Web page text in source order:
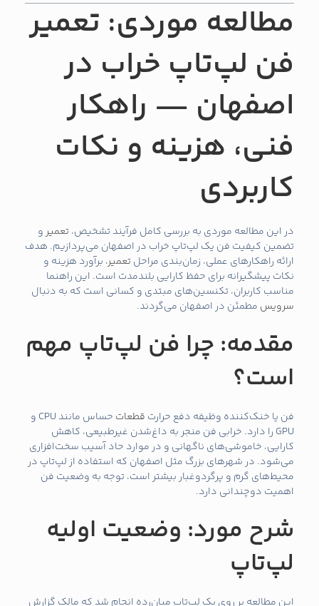
مطالعه موردی: تعمیر
فن لپ‌تاپ خراب در
اصفهان — راهکار
فنی، هزینه و نکات
کاربردی
در این مطالعه موردی به بررسی کامل فرآیند تشخیص، تعمیر و
تضمین کیفیت فن یک لپ‌تاپ خراب در اصفهان می‌پردازیم. هدف
ارائه راهکارهای عملی، زمان‌بندی مراحل تعمیر، برآورد هزینه و
نکات پیشگیرانه برای حفظ کارایی بلندمدت است. این راهنما
مناسب کاربران، تکنسین‌های مبتدی و کسانی است که به دنبال
سرویس مطمئن در اصفهان می‌گردند.
مقدمه: چرا فن لپ‌تاپ مهم
است؟
فن یا خنک‌کننده وظیفه دفع حرارت قطعات
حساس مانند CPU و
GPU را دارد. خرابی فن منجر به داغ‌شدن غیرطبیعی، کاهش
کارایی، خاموشی‌های ناگهانی و در موارد حاد آسیب سخت‌افزاری
می‌شود. در شهرهای بزرگ مثل اصفهان که استفاده از لپ‌تاپ در
محیط‌های گرم و پرگردوغبار بیشتر است، توجه به وضعیت فن
اهمیت دوچندانی دارد.
شرح مورد: وضعیت اولیه
لپ‌تاپ
این مطالعه بر روی یک لپ‌تاپ میان‌رده انجام شد که مالک گزارش